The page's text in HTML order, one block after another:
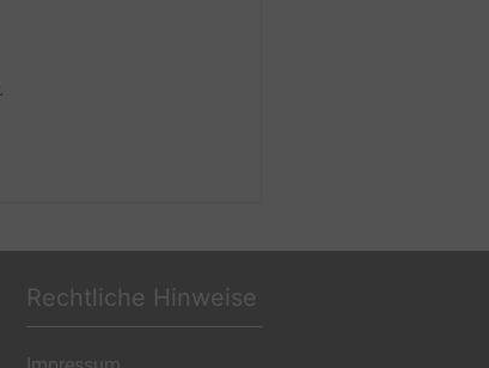
Rechtliche Hinweise